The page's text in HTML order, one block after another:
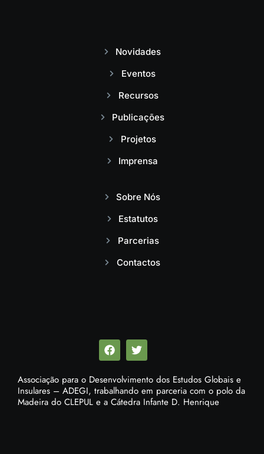
Novidades
Eventos
Recursos
Publicações
Projetos
Imprensa
Sobre Nós
Estatutos
Parcerias
Contactos
Associação para o Desenvolvimento dos Estudos Globais e
Insulares – ADEGI, trabalhando em parceria com o polo da
Madeira do CLEPUL e a Cátedra Infante D. Henrique